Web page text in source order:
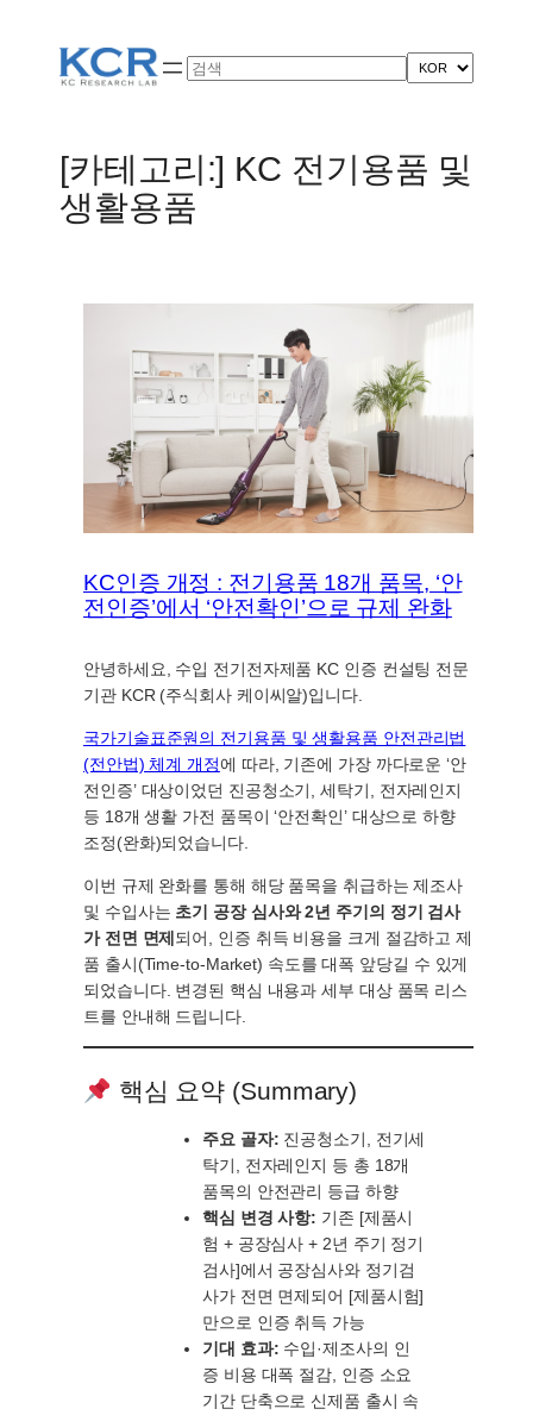
Search
[카테고리:] KC 전기용품 및
생활용품
KC인증 개정 : 전기용품 18개 품목, ‘안
전인증’에서 ‘안전확인’으로 규제 완화
안녕하세요, 수입 전기전자제품 KC 인증 컨설팅 전문
기관 KCR (주식회사 케이씨알)입니다.
국가기술표준원의 전기용품 및 생활용품 안전관리법
(전안법) 체계 개정에 따라, 기존에 가장 까다로운 ‘안
전인증’ 대상이었던 진공청소기, 세탁기, 전자레인지
등 18개 생활 가전 품목이 ‘안전확인’ 대상으로 하향
조정(완화)되었습니다.
이번 규제 완화를 통해 해당 품목을 취급하는 제조사
및 수입사는 초기 공장 심사와 2년 주기의 정기 검사
가 전면 면제 되어, 인증 취득 비용을 크게 절감하고 제
품 출시(Time-to-Market) 속도를 대폭 앞당길 수 있게
되었습니다. 변경된 핵심 내용과 세부 대상 품목 리스
트를 안내해 드립니다.
핵심 요약 (Summary)
주요 골자: 진공청소기, 전기세
탁기, 전자레인지 등 총 18개
품목의 안전관리 등급 하향
핵심 변경 사항: 기존 [제품시
험 + 공장심사 + 2년 주기 정기
검사]에서 공장심사와 정기검
사가 전면 면제되어 [제품시험]
만으로 인증 취득 가능
기대 효과: 수입·제조사의 인
증 비용 대폭 절감, 인증 소요
기간 단축으로 신제품 출시 속